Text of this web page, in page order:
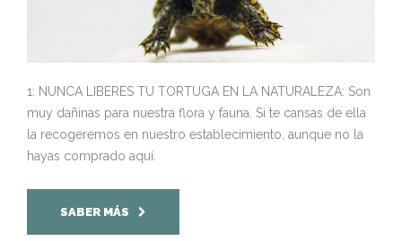
1: NUNCA LIBERES TU TORTUGA EN LA NATURALEZA: Son
muy dañinas para nuestra flora y fauna. Si te cansas de ella
la recogeremos en nuestro establecimiento, aunque no la
hayas comprado aquí.
SABER MÁS